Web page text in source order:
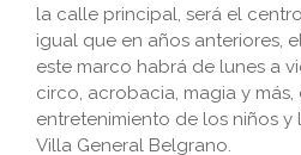
la calle principal, será el
igual que en años anteriores,
este marco habrá de lunes a
circo, acrobacia, magia y
entretenimiento de los niños y
Villa General Belgrano.